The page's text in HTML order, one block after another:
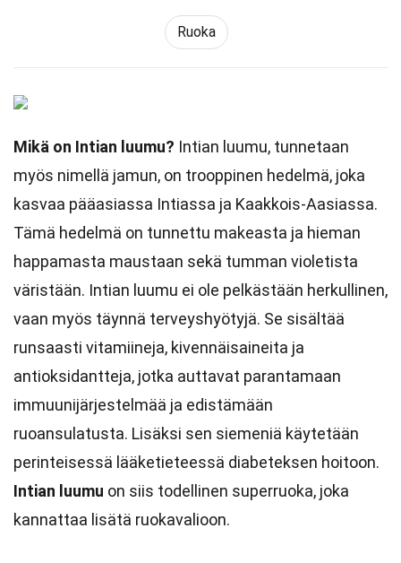
Ruoka
Mikä on Intian luumu? Intian luumu, tunnetaan
myös nimellä jamun, on trooppinen hedelmä, joka
kasvaa pääasiassa Intiassa ja Kaakkois-Aasiassa.
Tämä hedelmä on tunnettu makeasta ja hieman
happamasta maustaan sekä tumman violetista
väristään. Intian luumu ei ole pelkästään herkullinen,
vaan myös täynnä terveyshyötyjä. Se sisältää
runsaasti vitamiineja, kivennäisaineita ja
antioksidantteja, jotka auttavat parantamaan
immuunijärjestelmää ja edistämään
ruoansulatusta. Lisäksi sen siemeniä käytetään
perinteisessä lääketieteessä diabeteksen hoitoon.
Intian luumu on siis todellinen superruoka, joka
kannattaa lisätä ruokavalioon.